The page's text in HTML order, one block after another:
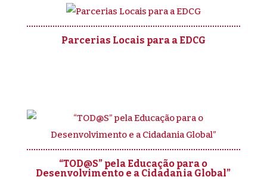
Parcerias Locais para a EDCG
“TOD@S” pela Educação para o
Desenvolvimento e a Cidadania Global”